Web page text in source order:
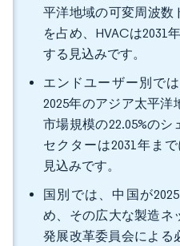
平洋地域の可変周波数
を占め、HVACは2031
する見込みです。
エンドユーザー別で
2025年のアジア太平
市場規模の22.05%の
セクターは2031年ま
見込みです。
国別では、中国が
め、その広大な製造ネ
発展改革委員会による